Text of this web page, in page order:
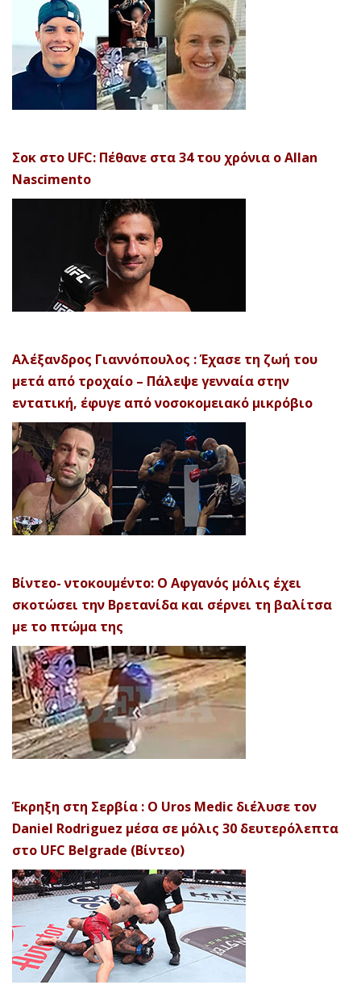
Σοκ στο UFC: Πέθανε στα 34 του χρόνια ο Allan
Nascimento
Αλέξανδρος Γιαννόπουλος : Έχασε τη ζωή του
μετά από τροχαίο – Πάλεψε γενναία στην
εντατική, έφυγε από νοσοκομειακό μικρόβιο
Βίντεο- ντοκουμέντο: Ο Αφγανός μόλις έχει
σκοτώσει την Βρετανίδα και σέρνει τη βαλίτσα
με το πτώμα της
Έκρηξη στη Σερβία : Ο Uros Medic διέλυσε τον
Daniel Rodriguez μέσα σε μόλις 30 δευτερόλεπτα
στο UFC Belgrade (Βίντεο)